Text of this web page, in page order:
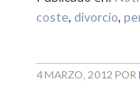
coste, divorcio,
4 MARZO, 2012 POR